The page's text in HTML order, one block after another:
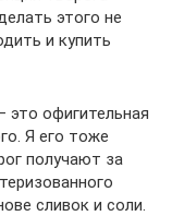
этого не
и купить
это офигительная
Я его тоже
получают за
сливок и соли.